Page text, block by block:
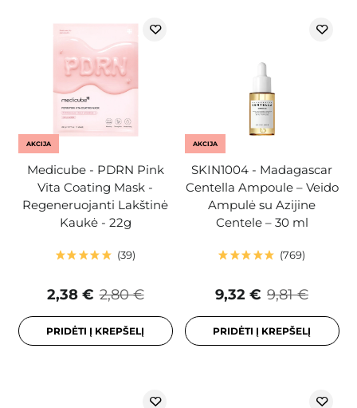
AKCIJA
Medicube - PDRN Pink
Vita Coating Mask -
Regeneruojanti Lakštinė
Kaukė - 22g
39
2,80 €
2,38 €
PRIDĖTI Į KREPŠELĮ
AKCIJA
SKIN1004 - Madagascar
Centella Ampoule – Veido
Ampulė su Azijine
Centele – 30 ml
769
9,81 €
9,32 €
PRIDĖTI Į KREPŠELĮ